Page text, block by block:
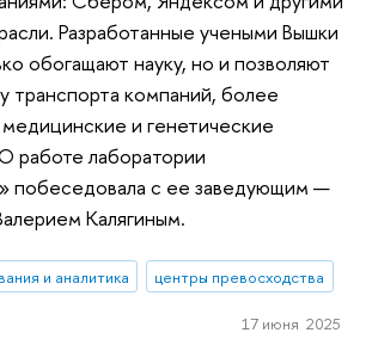
Разработанные учеными Вышки
обогащают науку, но и позволяют
транспорта компаний, более
и генетические
работе лаборатории
побеседовала с ее заведующим —
Калягиным.
и аналитика центры превосходства
17 июня 2025